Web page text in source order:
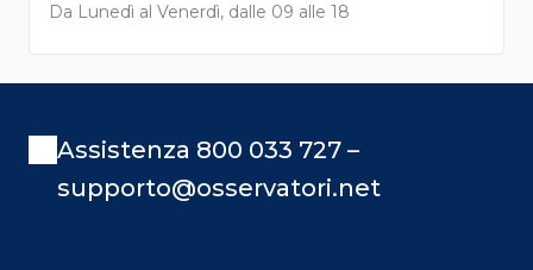
Da Lunedì al Venerdì, dalle 09 alle 18
Assistenza 800 033 727 –
supporto@osservatori.net